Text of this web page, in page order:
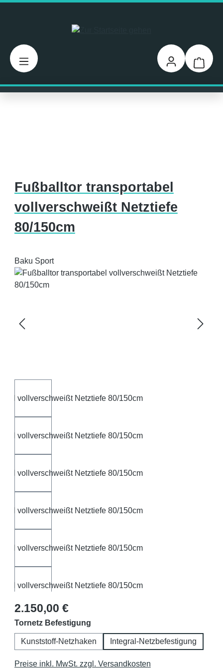
Fußballtor transportabel
vollverschweißt Netztiefe
80/150cm
Baku Sport
Bildergalerie überspringen
Regulärer Preis:
2.150,00 €
Tornetz Befestigungauswählen
Kunststoff-Netzhaken Integral-Netzbefestigung
Preise inkl. MwSt. zzgl. Versandkosten